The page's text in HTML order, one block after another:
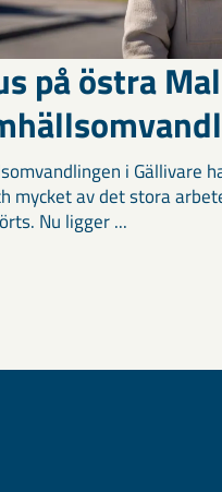
på östra
i Gällivare
mycket av det stora
Nu ligger ...